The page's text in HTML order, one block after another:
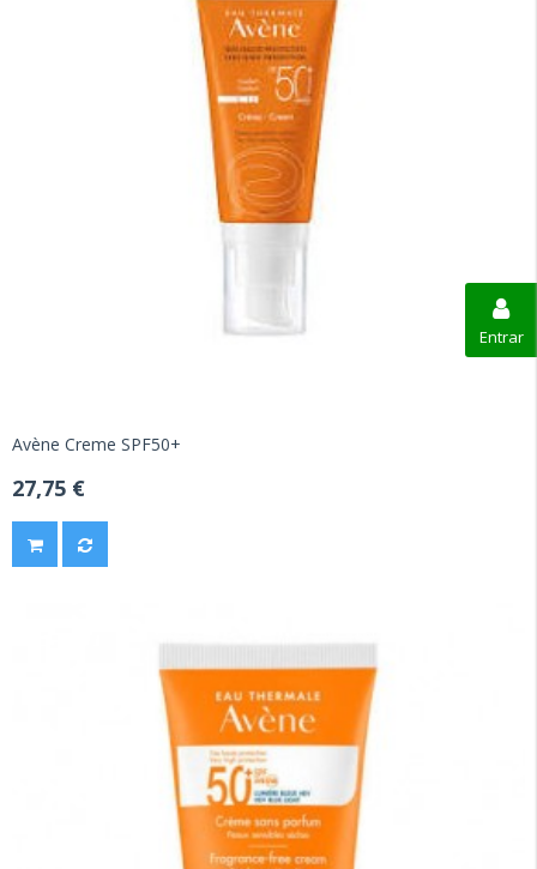
Entrar
Avène Creme SPF50+
27,75 €